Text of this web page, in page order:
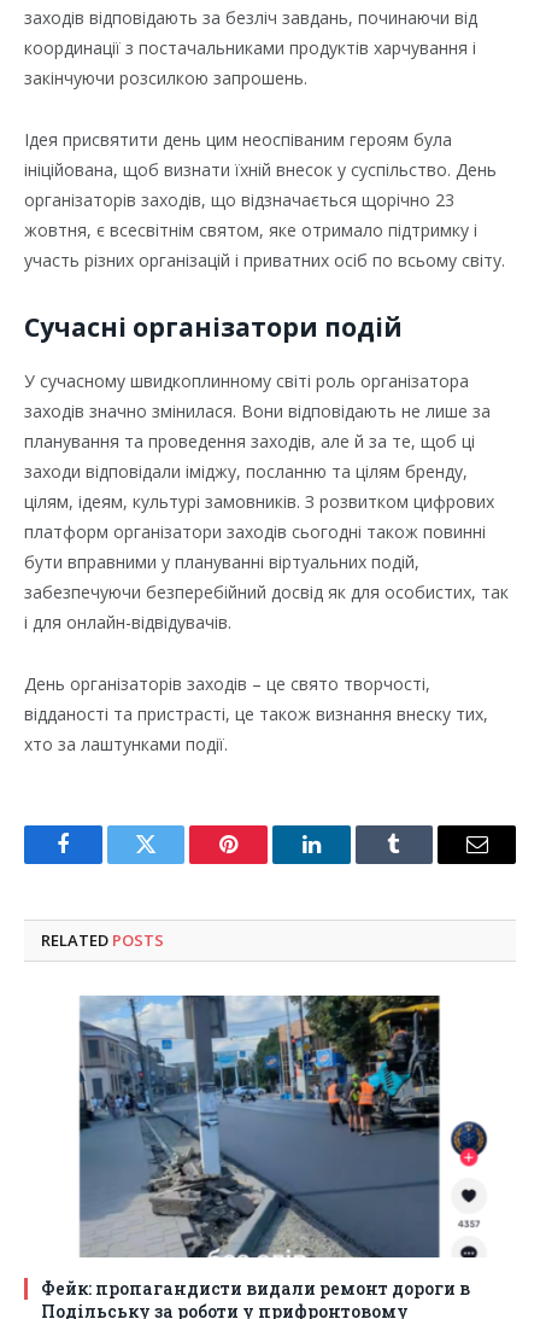
заходів відповідають за безліч завдань, починаючи від
координації з постачальниками продуктів харчування і
закінчуючи розсилкою запрошень.
Ідея присвятити день цим неоспіваним героям була
ініційована, щоб визнати їхній внесок у суспільство. День
організаторів заходів, що відзначається щорічно 23
жовтня, є всесвітнім святом, яке отримало підтримку і
участь різних організацій і приватних осіб по всьому світу.
Сучасні організатори подій
У сучасному швидкоплинному світі роль організатора
заходів значно змінилася. Вони відповідають не лише за
планування та проведення заходів, але й за те, щоб ці
заходи відповідали іміджу, посланню та цілям бренду,
цілям, ідеям, культурі замовників. З розвитком цифрових
платформ організатори заходів сьогодні також повинні
бути вправними у плануванні віртуальних подій,
забезпечуючи безперебійний досвід як для особистих, так
і для онлайн-відвідувачів.
День організаторів заходів – це свято творчості,
відданості та пристрасті, це також визнання внеску тих,
хто за лаштунками події.
FacebookTwitter Pinterest LinkedInTumblr Email
RELATED POSTS
Фейк: пропагандисти видали ремонт дороги в
Подільську за роботи у прифронтовому